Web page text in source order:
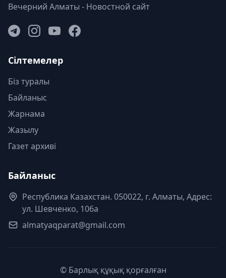
Вечерний Алматы - Новостной сайт
Сілтемелер
Біз туралы
Байланыс
Жарнама
Жазылу
Газет архиві
Байланыс
Республика Казахстан. 050022, г. Алматы, Адрес:
ул. Шевченко, 106а
almatyaqparat@gmail.com
© Барлық құқық қорғалған